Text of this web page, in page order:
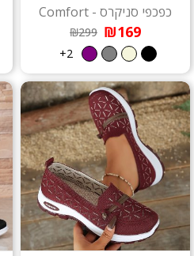
כפכפי סניקרס - Comfort
₪169
₪299
2+